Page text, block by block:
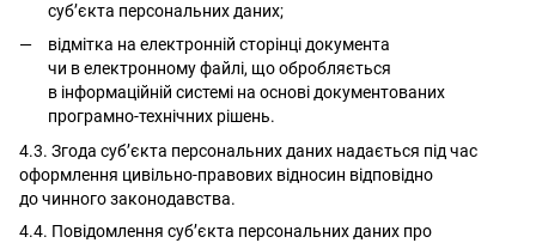
суб’єкта персональних даних;
відмітка на електронній сторінці документа
чи в електронному файлі, що обробляється
в інформаційній системі на основі документованих
програмно-технічних рішень.
4.3. Згода суб’єкта персональних даних надається під час
оформлення цивільно-правових відносин відповідно
до чинного законодавства.
4.4. Повідомлення суб’єкта персональних даних про